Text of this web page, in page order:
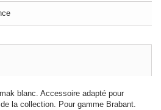
blanc. Accessoire adapté pour
la collection. Pour gamme Brabant.